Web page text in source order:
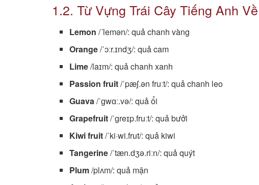
1.2. Từ Vựng Trái Cây Tiếng Anh
Lemon /´lemən/: quả chanh vàng
Orange/ˈɔːr.ɪndʒ/: quả cam
Lime/laɪm/: quả chanh xanh
Passion fruit/ˈpæʃ.ən fruːt/: quả chanh leo
Guava/ˈɡwɑː.və/: quả ổi
Grapefruit/ˈɡreɪp.fruːt/: quả bưởi
Kiwi fruit/ˈki·wi.frut/: quả kiwi
Tangerine/ˈtæn.dʒə.riːn/: quả quýt
Plum/plʌm/: quả mận